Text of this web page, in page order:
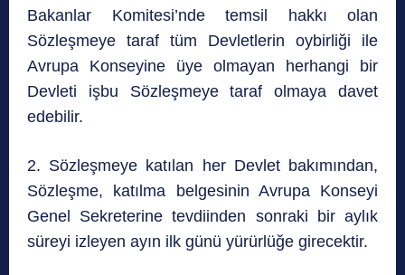
Bakanlar Komitesi’nde temsil hakkı olan
Sözleşmeye taraf tüm Devletlerin oybirliği ile
Avrupa Konseyine üye olmayan herhangi bir
Devleti işbu Sözleşmeye taraf olmaya davet
edebilir.
2. Sözleşmeye katılan her Devlet bakımından,
Sözleşme, katılma belgesinin Avrupa Konseyi
Genel Sekreterine tevdiinden sonraki bir aylık
süreyi izleyen ayın ilk günü yürürlüğe girecektir.